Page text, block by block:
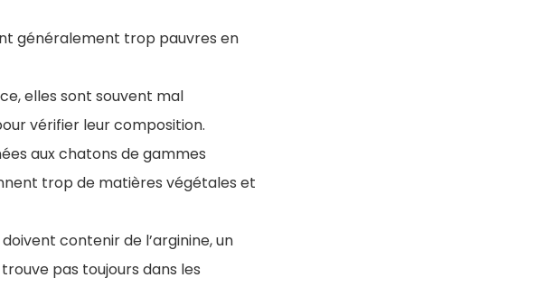
généralement trop pauvres en
elles sont souvent mal
vérifier leur composition.
aux chatons de gammes
trop de matières végétales et
contenir de l’arginine, un
pas toujours dans les